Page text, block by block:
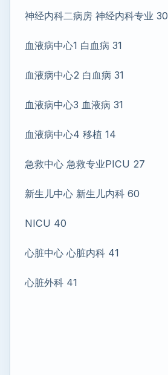
神经内科二病房 神经内科专业 30
血液病中心1 白血病 31
血液病中心2 白血病 31
血液病中心3 血液病 31
血液病中心4 移植 14
急救中心 急救专业PICU 27
新生儿中心 新生儿内科 60
NICU 40
心脏中心 心脏内科 41
心脏外科 41